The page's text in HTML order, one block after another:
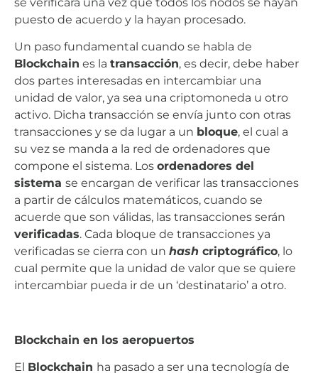
puesto de acuerdo y la hayan procesado.
Un paso fundamental cuando se habla de
Blockchain es la transacción, es decir, debe haber
dos partes interesadas en intercambiar una
unidad de valor, ya sea una criptomoneda u otro
activo. Dicha transacción se envía junto con otras
transacciones y se da lugar a un bloque, el cual a
su vez se manda a la red de ordenadores que
compone el sistema. Los ordenadores del
sistema se encargan de verificar las transacciones
a partir de cálculos matemáticos, cuando se
acuerde que son válidas, las transacciones serán
verificadas. Cada bloque de transacciones ya
verificadas se cierra con un hash criptográfico, lo
cual permite que la unidad de valor que se quiere
intercambiar pueda ir de un ‘destinatario’ a otro.
Blockchain en los aeropuertos
El Blockchain ha pasado a ser una tecnología de